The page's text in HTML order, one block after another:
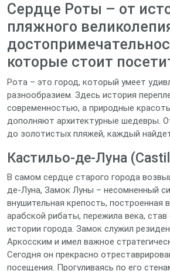
Сердце Роты – от
пляжного
которые стоит
Рота – это город, который умеет
разнообразием. Здесь история
современностью, а природные
дополняют архитектурные шедевры.
до золотистых пляжей, каждый
Кастильо-де-Луна
В самом сердце старого города
де-Луна, Замок Луны – несомненный
внушительная крепость, построенная
арабской рибаты, пережила века,
истории города. Замок служил
Аркосским и имел важное
Сегодня он прекрасно
посещения. Прогуливаясь по его